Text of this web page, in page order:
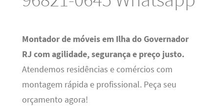
Montador de móveis em Ilha do Governador
RJ com agilidade, segurança e preço justo.
Atendemos residências e comércios com
montagem rápida e profissional. Peça seu
orçamento agora!